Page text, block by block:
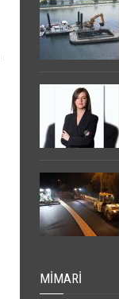
MIMARI